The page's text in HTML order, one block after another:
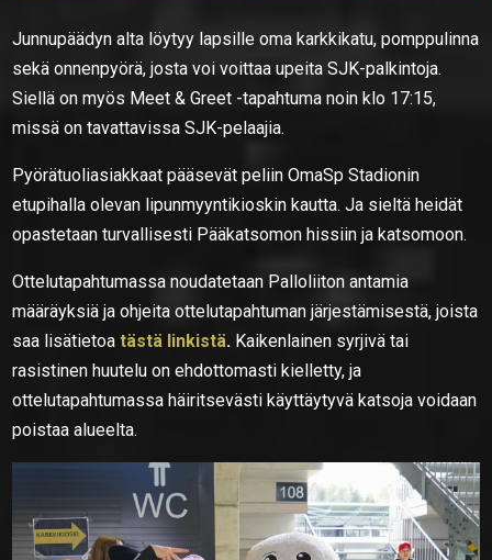
Junnupäädyn alta löytyy lapsille oma karkkikatu, pomppulinna
sekä onnenpyörä, josta voi voittaa upeita SJK-palkintoja.
Siellä on myös Meet & Greet -tapahtuma noin klo 17:15,
missä on tavattavissa SJK-pelaajia.
Pyörätuoliasiakkaat pääsevät peliin OmaSp Stadionin
etupihalla olevan lipunmyyntikioskin kautta. Ja sieltä heidät
opastetaan turvallisesti Pääkatsomon hissiin ja katsomoon.
Ottelutapahtumassa noudatetaan Palloliiton antamia
määräyksiä ja ohjeita ottelutapahtuman järjestämisestä, joista
saa lisätietoa tästä linkistä. Kaikenlainen syrjivä tai
rasistinen huutelu on ehdottomasti kielletty, ja
ottelutapahtumassa häiritsevästi käyttäytyvä katsoja voidaan
poistaa alueelta.